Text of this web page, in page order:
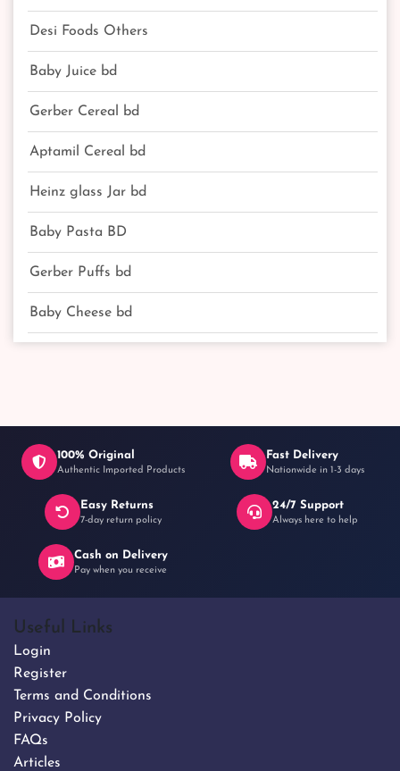
Desi Foods Others
Baby Juice bd
Gerber Cereal bd
Aptamil Cereal bd
Heinz glass Jar bd
Baby Pasta BD
Gerber Puffs bd
Baby Cheese bd
100% Original
Authentic Imported Products
Fast Delivery
Nationwide in 1-3 days
Easy Returns
7-day return policy
24/7 Support
Always here to help
Cash on Delivery
Pay when you receive
Useful Links
Login
Register
Terms and Conditions
Privacy Policy
FAQs
Articles